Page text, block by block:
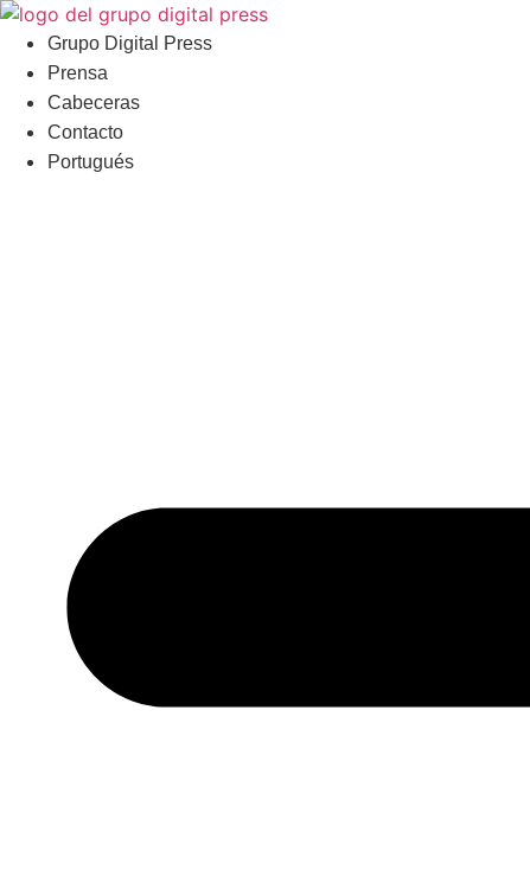
Ir
contenido
Grupo Digital Press
Prensa
Cabeceras
Contacto
Portugués